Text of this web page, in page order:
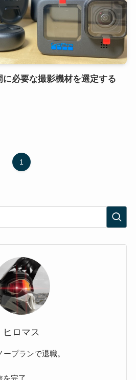
に必要な撮影機材を選定する
1
ヒロマス
プランで退職。
完了